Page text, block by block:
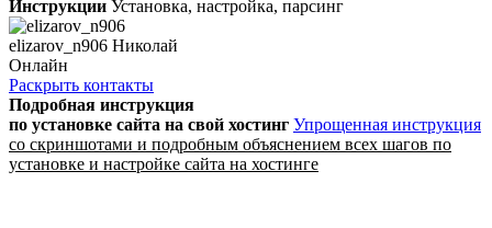
Инструкции Установка, настройка, парсинг
elizarov_n906 Николай
Онлайн
Раскрыть контакты
Подробная инструкция
по установке сайта на свой хостинг Упрощенная инструкция
со скриншотами и подробным объяснением всех шагов по
установке и настройке сайта на хостинге